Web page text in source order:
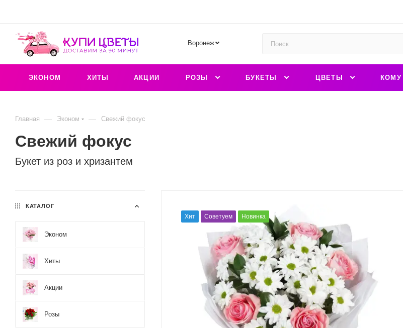
Воронеж
ЭКОНОМ ХИТЫ АКЦИИ РОЗЫ БУКЕТЫ ЦВЕТЫ КОМУ
Главная — Эконом — Свежий фокус
Букет из роз и хризантем
Свежий фокус
Хит Советуем Новинка
КАТАЛОГ
Эконом
Хиты
Акции
Розы